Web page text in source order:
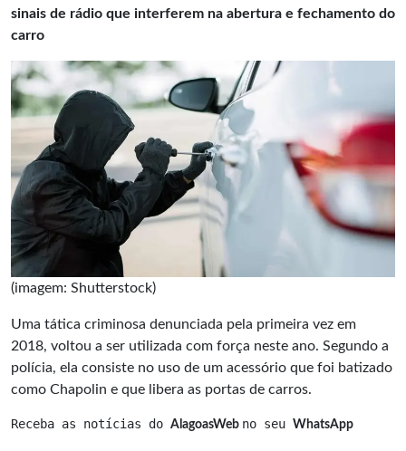
sinais de rádio que interferem na abertura e fechamento do
carro
(imagem: Shutterstock)
Uma tática criminosa denunciada pela primeira vez em
2018, voltou a ser utilizada com força neste ano. Segundo a
polícia, ela consiste no uso de um acessório que foi batizado
como Chapolin e que libera as portas de carros.
Receba as notícias do AlagoasWeb no seu WhatsApp